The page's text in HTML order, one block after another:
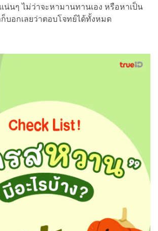
นๆ ไม่ว่าจะหามานทานเอง หรือหาเป็น
บอกเลยว่าตอบโจทย์ได้ทั้งหมด